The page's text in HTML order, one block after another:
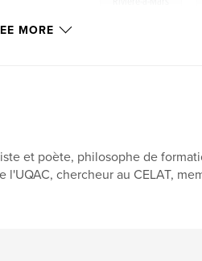
MORE
et poète, philosophe de
l'UQAC, chercheur au CELAT,